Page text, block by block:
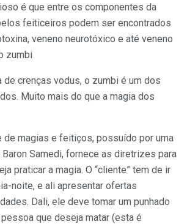
é que entre os componentes da
feiticeiros podem ser encontrados
veneno neurotóxico e até veneno
zumbi
crenças vodus, o zumbi é um dos
Muito mais do que a magia dos
de magias e feitiços, possuído por uma
Samedi, fornece as diretrizes para
praticar a magia. O “cliente” tem de ir
noite, e ali apresentar ofertas
Dali, ele deve tomar um punhado
que deseja matar (esta é